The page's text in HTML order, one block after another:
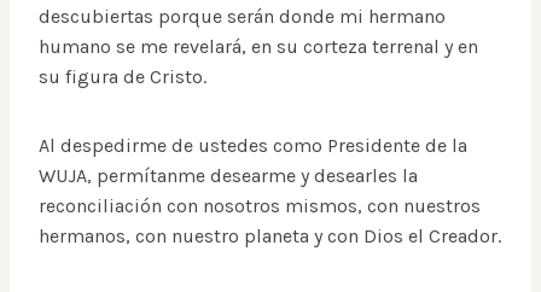
descubiertas porque serán donde mi hermano
humano se me revelará, en su corteza terrenal y en
su figura de Cristo.
Al despedirme de ustedes como Presidente de la
WUJA, permítanme desearme y desearles la
reconciliación con nosotros mismos, con nuestros
hermanos, con nuestro planeta y con Dios el Creador.